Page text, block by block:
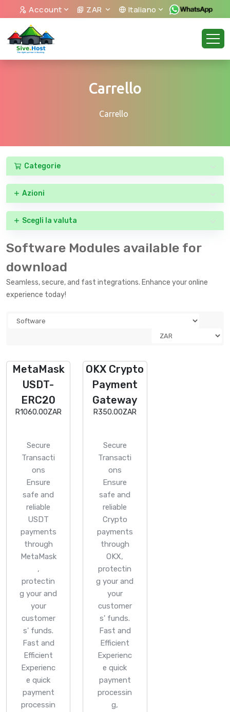
Account ZAR Italiano
Carrello
Carrello
Categorie
Azioni
Scegli la valuta
Software Modules available for
download
Seamless, secure, and fast integrations. Enhance your online
experience today!
MetaMask
USDT-
ERC20
R1060.00ZAR
Secure
Transacti
ons
Ensure
safe and
reliable
USDT
payments
through
MetaMask
,
protectin
g your and
your
customer
s' funds.
Fast and
Efficient
Experienc
e quick
payment
processin
OKX Crypto
Payment
Gateway
R350.00ZAR
Secure
Transacti
ons
Ensure
safe and
reliable
Crypto
payments
through
OKX,
protectin
g your and
your
customer
s' funds.
Fast and
Efficient
Experienc
e quick
payment
processin
g,